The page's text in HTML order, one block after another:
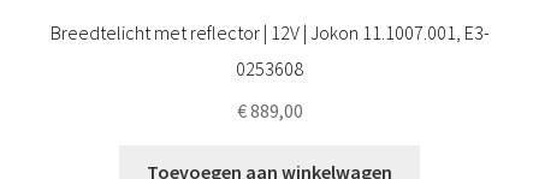
Breedtelicht met reflector | 12V | Jokon 11.1007.001, E3-
0253608
€889,00
Toevoegen aan winkelwagen